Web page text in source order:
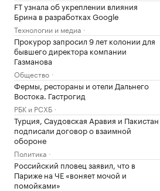
FT узнала об укреплении влияния
Брина в разработках Google
Технологии и медиа
Прокурор запросил 9 лет колонии для
бывшего директора компании
Газманова
Общество
Фермы, рестораны и отели Дальнего
Востока. Гастрогид
РБК и РСХБ
Турция, Саудовская Аравия и Пакистан
подписали договор о взаимной
обороне
Политика
Российский пловец заявил, что в
Париже на ЧЕ «воняет мочой и
помойками»